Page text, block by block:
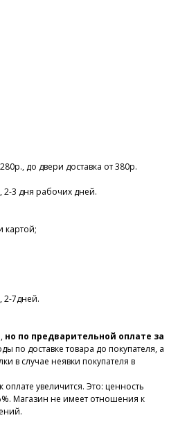
до двери доставка от 380р.
3 дня рабочих дней.
картой;
2-7дней.
но по предварительной оплате за
по доставке товара до покупателя, а
в случае неявки покупателя в
увеличится. Это: ценность
Магазин не имеет отношения к